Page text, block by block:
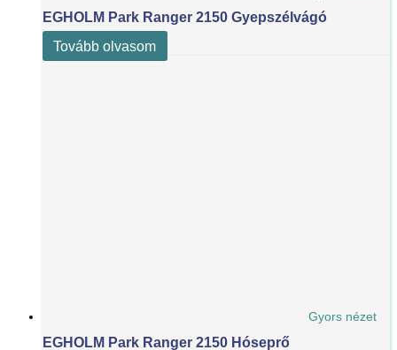
EGHOLM Park Ranger 2150 Gyepszélvágó
Tovább olvasom
Gyors nézet
EGHOLM Park Ranger 2150 Hóseprő